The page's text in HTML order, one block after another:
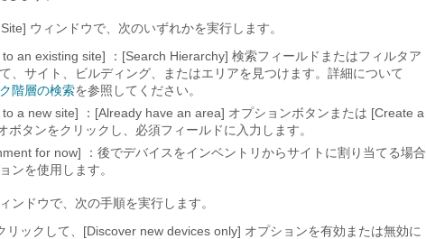
ウィンドウで、次のいずれかを実行します。
an existing site]
：[Search Hierarchy] 検索フィールドまたはフィルタア
、サイト、ビルディング、またはエリアを見つけます。詳細について
階層の検索を参照してください。
a new site]
：[Already have an area] オプションボタンまたは [Create a
ボタンをクリックし、必須フィールドに入力します。
for now]
：後でデバイスをインベントリからサイトに割り当てる場合
ンを使用します。
ンドウで、次の手順を実行します。
リックして、[Discover new devices only] オプションを有効または無効に